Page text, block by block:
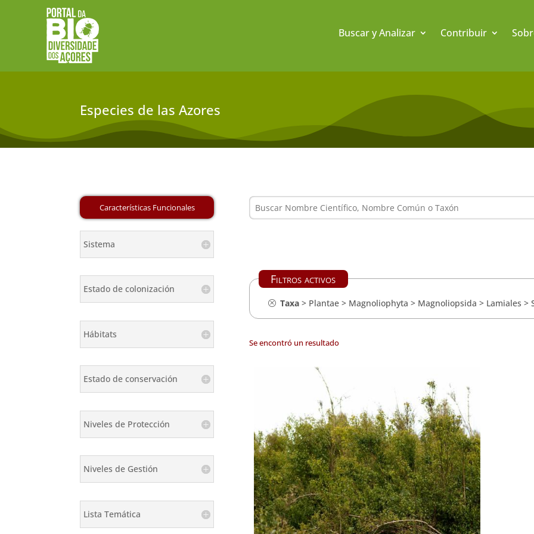
Buscar y Analizar Contribuir
Especies de las Azores
Sistema
Estado de colonización
Hábitats
Estado de conservación
Niveles de Protección
Niveles de Gestión
Lista Temática
Filtros activos
Taxa> Plantae> Magnoliophyta > Magnoliopsida > Lamiales >
Se encontró un resultado